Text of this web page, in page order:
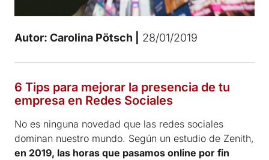
Autor: Carolina Pötsch | 28/01/2019
6 Tips para mejorar la presencia de tu
empresa en Redes Sociales
No es ninguna novedad que las redes sociales
dominan nuestro mundo. Según un estudio de Zenith,
en 2019, las horas que pasamos online por fin